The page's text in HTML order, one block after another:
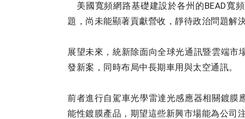
美國寬頻網路基礎建設於各州的BEAD寬
題，尚未能顯著貢獻營收，靜待政治問題解決
展望未來，統新除面向全球光通訊暨雲端市
發新案，同時布局中長期車用與太空通訊。
前者進行自駕車光學雷達光感應器相關鍍膜
能性鍍膜產品，期望這些新興市場能為公司